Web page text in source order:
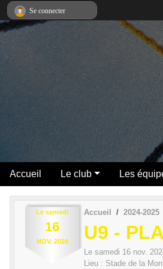
Accueil Le club Les
Le samedi
16
NOV. 2024
Accueil 2024-2025
U9 -
Le samedi 16 nov.
Lieu : Stade de la
Se connecter
Panneau de gestion des cookies